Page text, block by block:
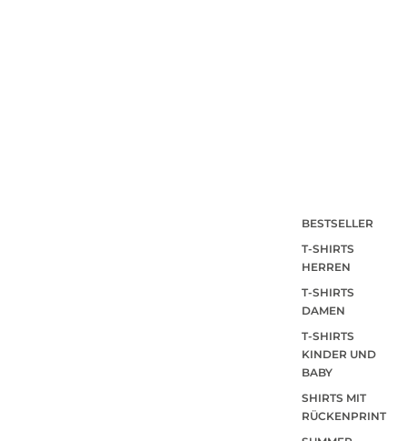
BESTSELLER
T-SHIRTS
HERREN
T-SHIRTS
DAMEN
T-SHIRTS
KINDER UND
BABY
SHIRTS MIT
RÜCKENPRINT